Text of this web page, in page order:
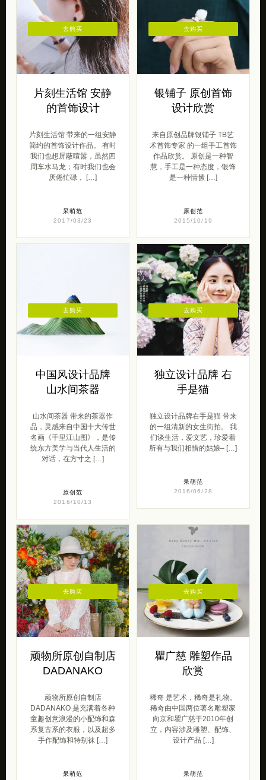
片刻生活馆 安静
的首饰设计
片刻生活馆 带来的一组安静
简约的首饰设计作品。 有时
我们也想屏蔽喧嚣，虽然四
周车水马龙；有时我们也会
厌倦忙碌， […]
呆萌范
2017/03/23
去购买
银铺子 原创首饰
设计欣赏
来自原创品牌银铺子 TB艺
术首饰专家 的一组手工首饰
作品欣赏。 原创是一种智
慧，手工是一种态度，银饰
是一种情愫 […]
原创范
2015/10/19
去购买
中国风设计品牌
山水间茶器
山水间茶器 带来的茶器作
品，灵感来自中国十大传世
名画《千里江山图》，是传
统东方美学与当代人生活的
对话，在方寸之 […]
原创范
2016/10/13
去购买
独立设计品牌 右
手是猫
独立设计品牌右手是猫 带来
的一组清新的女生街拍。 我
们谈生活，爱文艺，珍爱着
所有与我们相惜的姑娘– […]
呆萌范
2016/06/28
去购买
顽物所原创自制店
DADANAKO
顽物所原创自制店
DADANAKO 是充满着各种
童趣创意浪漫的小配饰和森
系复古系的衣服，以及超多
手作配饰和特别袜 […]
呆萌范
去购买
瞿广慈 雕塑作品
欣赏
稀奇 是艺术，稀奇是礼物。
稀奇由中国两位著名雕塑家
向京和瞿广慈于2010年创
立，内容涉及雕塑、配饰、
设计产品 […]
呆萌范
去购买